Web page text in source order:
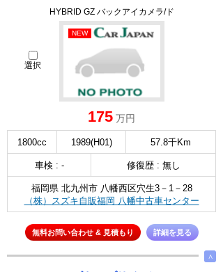
HYBRID GZ バックアイカメラ/ド
選択
NEW
175 万円
1800cc 1989(H01) 57.8千Km
車検 : - 修復歴 : 無し
福岡県 北九州市 八幡西区穴生3－1－28
（株）スズキ自販福岡 八幡中古車センター
無料お問い合わせ & 見積もり 詳細を見る
∧